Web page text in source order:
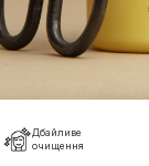
Дбайливе
очищення